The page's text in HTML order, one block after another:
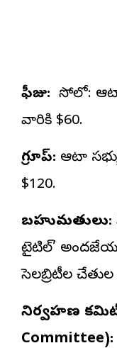
ఫీజు: సోలో: ఆటా
వారికి $60.
గ్రూప్: ఆటా
$120.
బహుమతులు:
టైటిల్’
సెలబ్రిటీల
నిర్వహణ కమిటీ
Committee):